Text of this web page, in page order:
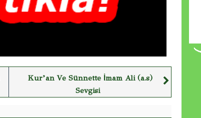
Kur’an Ve Sünnette İmam Ali (a.s)
Sevgisi